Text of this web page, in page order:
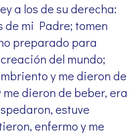
a los de su derecha:
de mi Padre; tomen
preparado para
del mundo;
y me dieron de
dieron de beber, era
estuve
enfermo y me